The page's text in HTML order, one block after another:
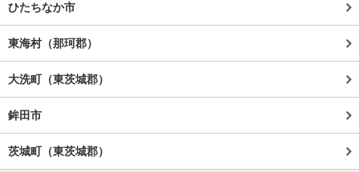
ひたちなか市
東海村（那珂郡）
大洗町（東茨城郡）
鉾田市
茨城町（東茨城郡）